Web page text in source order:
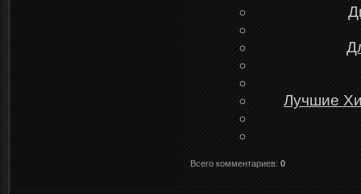
Лучшие
Всего комментариев: 0